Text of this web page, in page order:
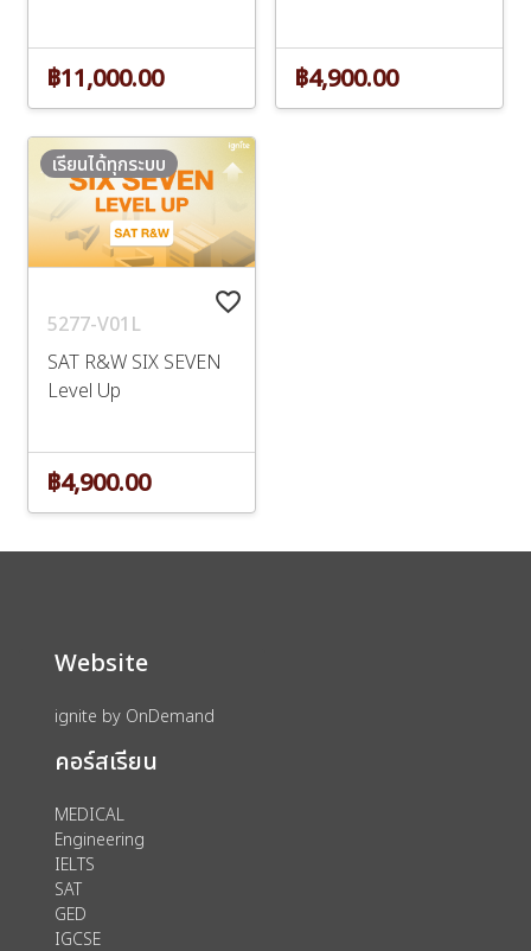
฿11,000.00 ฿4,900.00
favorite_border
5277-V01L
SAT R&W SIX SEVEN
Level Up
เรียนได้ทุกระบบ
฿4,900.00
Website
ignite by OnDemand
คอร์สเรียน
MEDICAL
Engineering
IELTS
SAT
GED
IGCSE